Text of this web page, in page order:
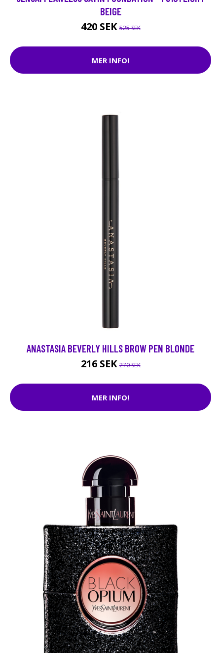
BEIGE
420 SEK525 SEK
MER INFO!
ANASTASIA BEVERLY HILLS BROW PEN BLONDE
216 SEK270 SEK
MER INFO!